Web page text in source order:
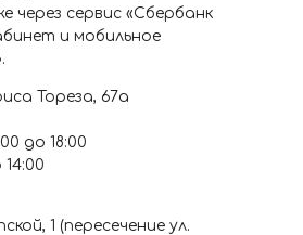
через сервис «Сбербанк
и мобильное
Тореза, 67а
до 18:00
1 (пересечение ул.